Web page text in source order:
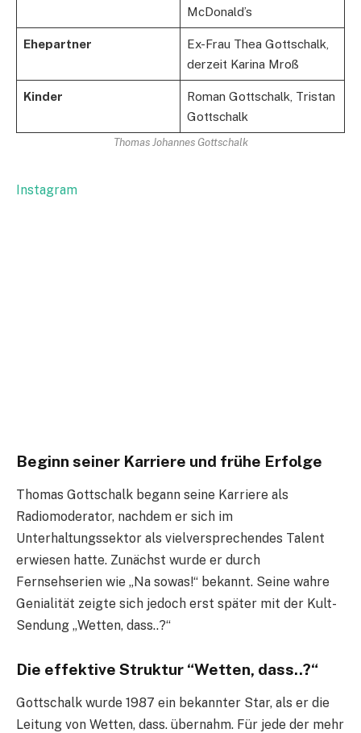
McDonald’s
Ehepartner
Ex-Frau Thea Gottschalk,
derzeit Karina Mroß
Kinder
Roman Gottschalk, Tristan
Gottschalk
Thomas Johannes Gottschalk
Instagram
Beginn seiner Karriere und frühe Erfolge
Thomas Gottschalk begann seine Karriere als
Radiomoderator, nachdem er sich im
Unterhaltungssektor als vielversprechendes Talent
erwiesen hatte. Zunächst wurde er durch
Fernsehserien wie „Na sowas!“ bekannt. Seine wahre
Genialität zeigte sich jedoch erst später mit der Kult-
Sendung „Wetten, dass..?“
Die effektive Struktur “Wetten, dass..?“
Gottschalk wurde 1987 ein bekannter Star, als er die
Leitung von Wetten, dass. übernahm. Für jede der mehr